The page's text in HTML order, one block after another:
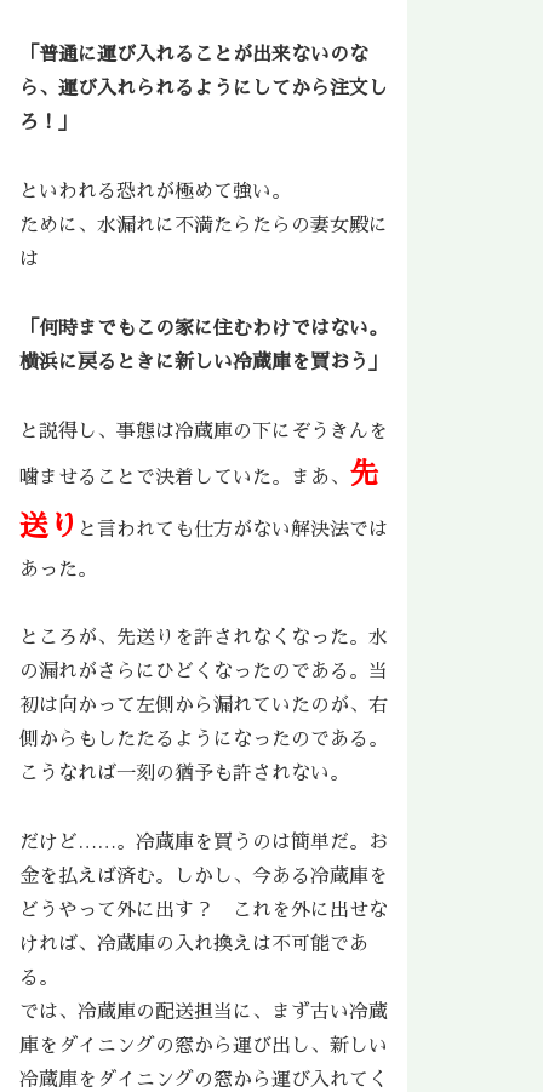
「普通に運び入れることが出来ないのな
ら、運び入れられるようにしてから注文し
ろ！」
といわれる恐れが極めて強い。
ために、水漏れに不満たらたらの妻女殿に
は
「何時までもこの家に住むわけではない。
横浜に戻るときに新しい冷蔵庫を買おう」
と説得し、事態は冷蔵庫の下にぞうきんを
噛ませることで決着していた。まあ、 先
送り と言われても仕方がない解決法では
あった。
ところが、先送りを許されなくなった。水
の漏れがさらにひどくなったのである。当
初は向かって左側から漏れていたのが、右
側からもしたたるようになったのである。
こうなれば一刻の猶予も許されない。
だけど……。冷蔵庫を買うのは簡単だ。お
金を払えば済む。しかし、今ある冷蔵庫を
どうやって外に出す？ これを外に出せな
ければ、冷蔵庫の入れ換えは不可能であ
る。
では、冷蔵庫の配送担当に、まず古い冷蔵
庫をダイニングの窓から運び出し、新しい
冷蔵庫をダイニングの窓から運び入れてく